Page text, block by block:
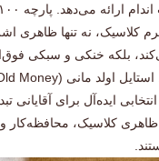
کلاسیک، نه تنها ظاهری
بلکه خنکی و سبکی
ایده‌آل برای آقایانی
ظاهری کلاسیک، محافظه‌کار